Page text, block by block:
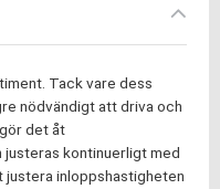
Tack vare dess
nödvändigt att driva och
det åt
justeras kontinuerligt med
inloppshastigheten